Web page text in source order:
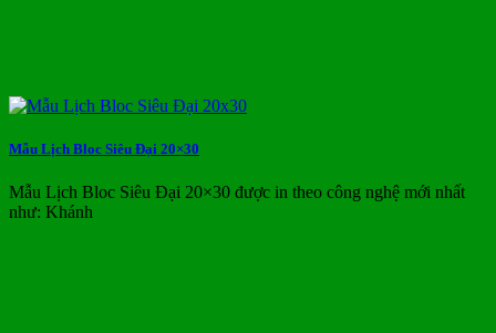
Mẫu Lịch Bloc Siêu Đại 20×30
Mẫu Lịch Bloc Siêu Đại 20×30 được in theo công nghệ mới nhất
như: Khánh